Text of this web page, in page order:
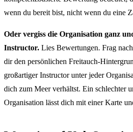
wenn du bereit bist, nicht wenn du eine
Oder vergiss die Organisation ganz
Instructor. Lies Bewertungen. Frag
dir den persönlichen Freitauch-
großartiger Instructor unter jeder
dich zum Meer verhältst. Ein schlechter
Organisation lässt dich mit einer Karte